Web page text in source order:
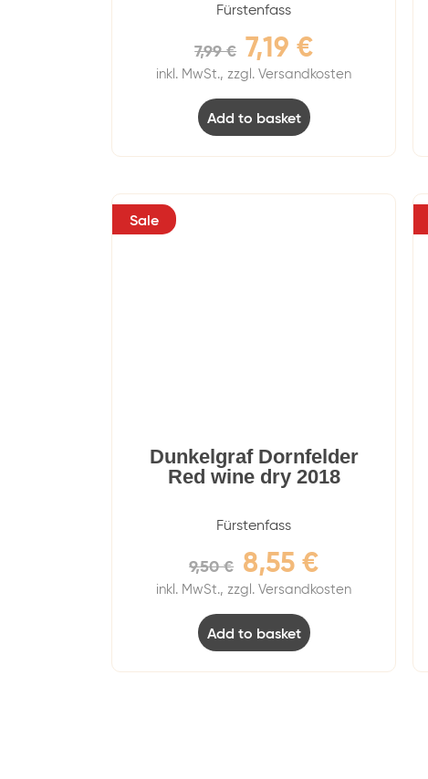
Fürstenfass
7,99€ 7,19€
inkl. MwSt., zzgl. Versandkosten
Add to basket
Sale
Dunkelgraf Dornfelder
Red wine dry 2018
Fürstenfass
9,50€ 8,55€
inkl. MwSt., zzgl. Versandkosten
Add to basket